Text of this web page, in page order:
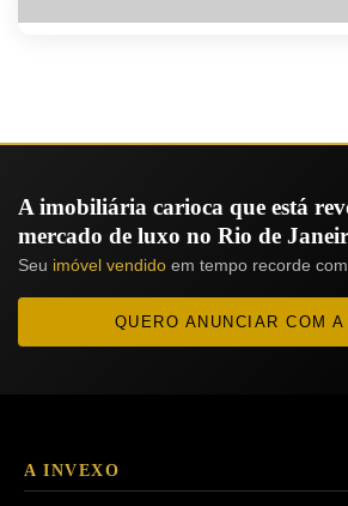
A imobiliária carioca que está
mercado de luxo no Rio de
Seu imóvel vendido em tempo recorde com
QUERO ANUNCIAR COM
A INVEXO